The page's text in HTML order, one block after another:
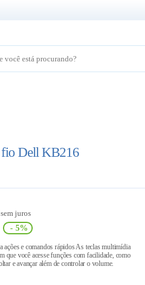
fio Dell KB216
juros
- 5%
ações e comandos rápidos As teclas multimídia
que você acesse funções com facilidade, como
e avançar além de controlar o volume.